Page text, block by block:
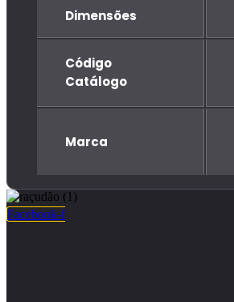
Dimensões
Código
Catálogo
Marca
Facebook-f